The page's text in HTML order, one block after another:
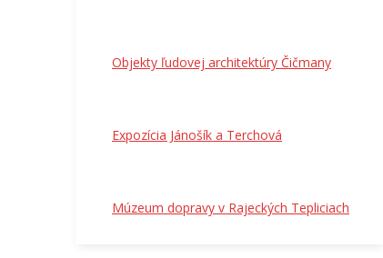
Objekty ľudovej architektúry Čičmany
Expozícia Jánošík a Terchová
Múzeum dopravy v Rajeckých Tepliciach